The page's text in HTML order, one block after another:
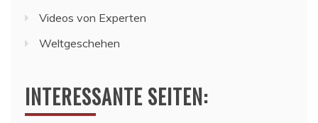
Videos von Experten
Weltgeschehen
INTERESSANTE SEITEN: